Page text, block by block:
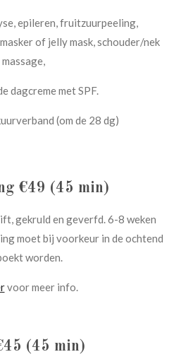
epileren, fruitzuurpeeling,
of jelly mask, schouder/nek
massage,
dagcreme met SPF.
(om de 28 dg)
€49 (45 min)
gekruld en geverfd. 6-8 weken
moet bij voorkeur in de ochtend
worden.
voor meer info.
(45 min)